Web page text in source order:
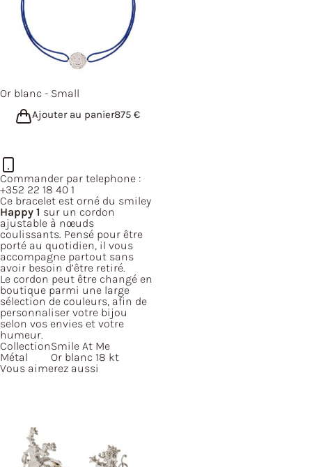
Or blanc - Small
Ajouter au panier875 €
Commander par telephone :
+352 22 18 40 1
Ce bracelet est orné du smiley
Happy 1 sur un cordon
ajustable à nœuds
coulissants. Pensé pour être
porté au quotidien, il vous
accompagne partout sans
avoir besoin d’être retiré.
Le cordon peut être changé en
boutique parmi une large
sélection de couleurs, afin de
personnaliser votre bijou
selon vos envies et votre
humeur.
CollectionSmile At Me
Métal
Or blanc 18 kt
Vous aimerez aussi